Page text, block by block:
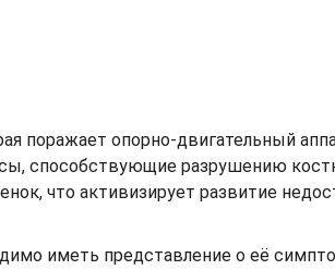
поражает опорно-двигательный
способствующие разрушению
что активизирует развитие
иметь представление о её